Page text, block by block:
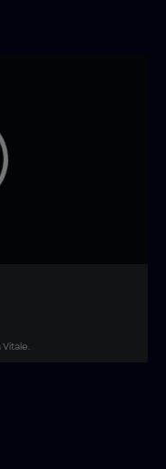
Vitale.